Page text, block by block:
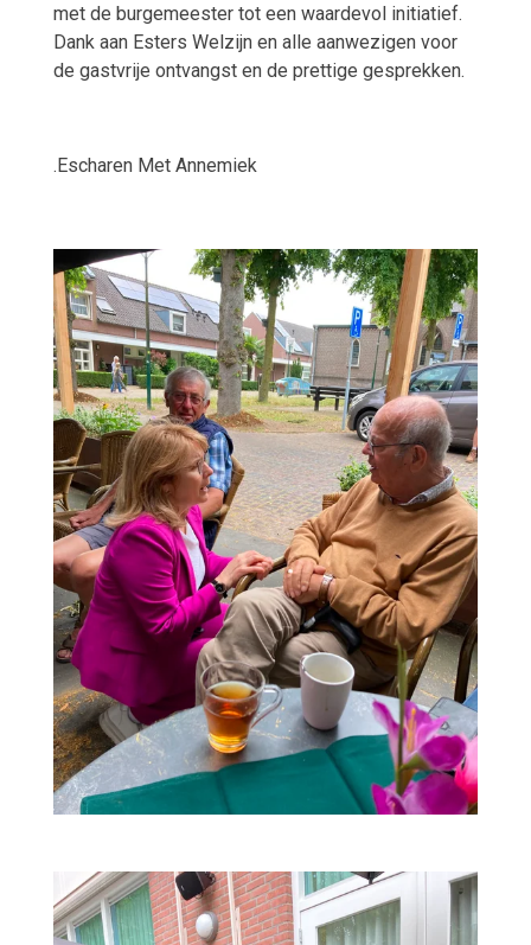
met de burgemeester tot een waardevol initiatief.
Dank aan Esters Welzijn en alle aanwezigen voor
de gastvrije ontvangst en de prettige gesprekken.
.Escharen Met Annemiek